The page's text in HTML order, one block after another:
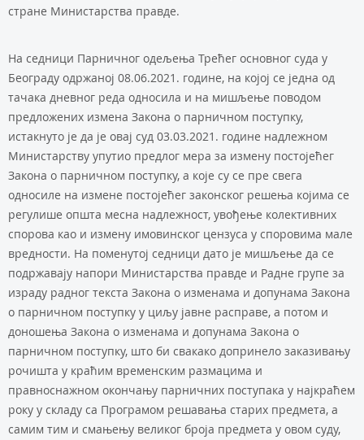
стране Министарства правде.
На седници Парничног одељења Трећег основног суда у
Београду одржаној 08.06.2021. године, на којој се једна од
тачака дневног реда односила и на мишљење поводом
предложених измена Закона о парничном поступку,
истакнуто је да је овај суд 03.03.2021. године надлежном
Министарству упутио предлог мера за измену постојећег
Закона о парничном поступку, а које су се пре свега
односиле на измене постојећег законског решења којима се
регулише општа месна надлежност, увођење колективних
спорова као и измену имовинског цензуса у споровима мале
вредности. На поменутој седници дато је мишљење да се
подржавају напори Министарства правде и Радне групе за
израду радног текста Закона о изменама и допунама Закона
о парничном поступку у циљу јавне расправе, а потом и
доношења Закона о изменама и допунама Закона о
парничном поступку, што би свакако допринело заказивању
рочишта у краћим временским размацима и
правноснажном окончању парничних поступака у најкраћем
року у складу са Програмом решавања старих предмета, а
самим тим и смањењу великог броја предмета у овом суду,